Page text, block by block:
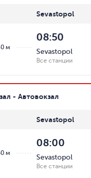
Sevastopol
м
08:50
Sevastopol
Все станции
- Автовокзал
Sevastopol
м
08:00
Sevastopol
Все станции